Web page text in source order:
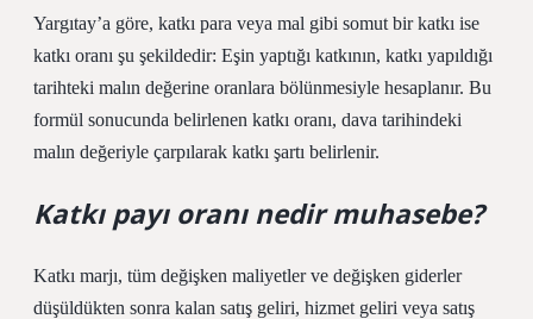
Yargıtay’a göre, katkı para veya mal gibi somut bir katkı ise
katkı oranı şu şekildedir: Eşin yaptığı katkının, katkı yapıldığı
tarihteki malın değerine oranlara bölünmesiyle hesaplanır. Bu
formül sonucunda belirlenen katkı oranı, dava tarihindeki
malın değeriyle çarpılarak katkı şartı belirlenir.
Katkı payı oranı nedir muhasebe?
Katkı marjı, tüm değişken maliyetler ve değişken giderler
düşüldükten sonra kalan satış geliri, hizmet geliri veya satış